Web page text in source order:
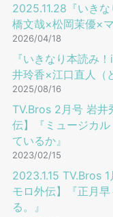
2025.11.28『いき
橋文哉×松岡茉優×
2026/04/18
『いきなり本読み
井玲香×江口直人（
2025/08/16
TV.Bros 2⽉号 岩井
伝】『ミュージカ
ているか』
2023/02/15
2023.1.15 TV.Bros
モロ外伝】『正月
る。』